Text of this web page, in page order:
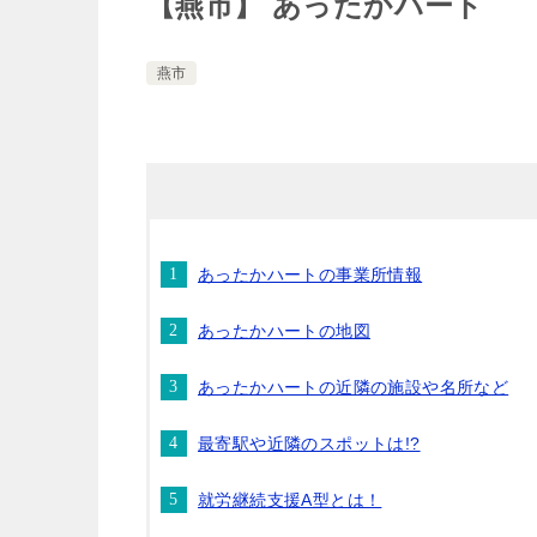
燕市
あったかハートの事業所情報
あったかハートの地図
あったかハートの近隣の施設や名所など
最寄駅や近隣のスポットは!?
就労継続支援A型とは！